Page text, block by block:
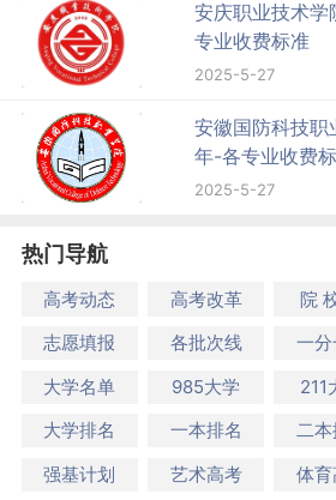
安庆职业技术
专业收费标准
2025-5-27
安徽国防科技职
年-各专业收费
2025-5-27
热门导航
高考动态 高考改革 院
志愿填报
各批次线 一
大学名单
985大学 211
大学排名
一本排名 二本
强基计划
艺术高考 体